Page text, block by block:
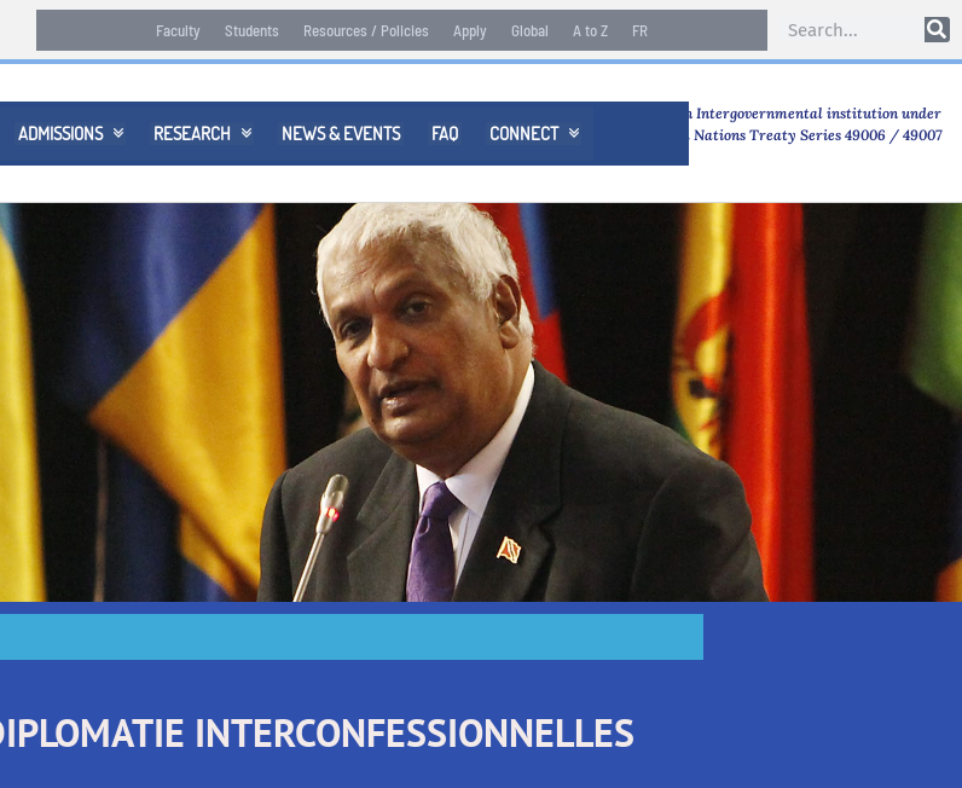
Faculty Students Resources / Policies Apply Global A to Z FR
ADMISSIONS  RESEARCH  NEWS & EVENTS FAQ CONNECT 
An Intergovernmental institution under
United Nations Treaty Series 49006 / 49007
INTERCONFESSIONNELLES